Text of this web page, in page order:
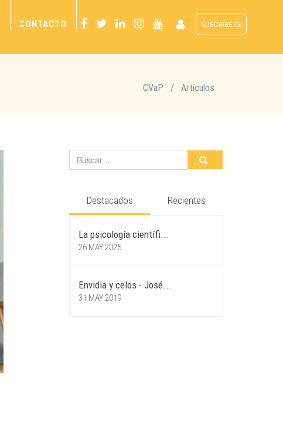
CONTACTO SUSCRÍBETE
CVaP / Artículos
Destacados Recientes
La psicología científi...
26 MAY 2025
Envidia y celos - José...
31 MAY 2019